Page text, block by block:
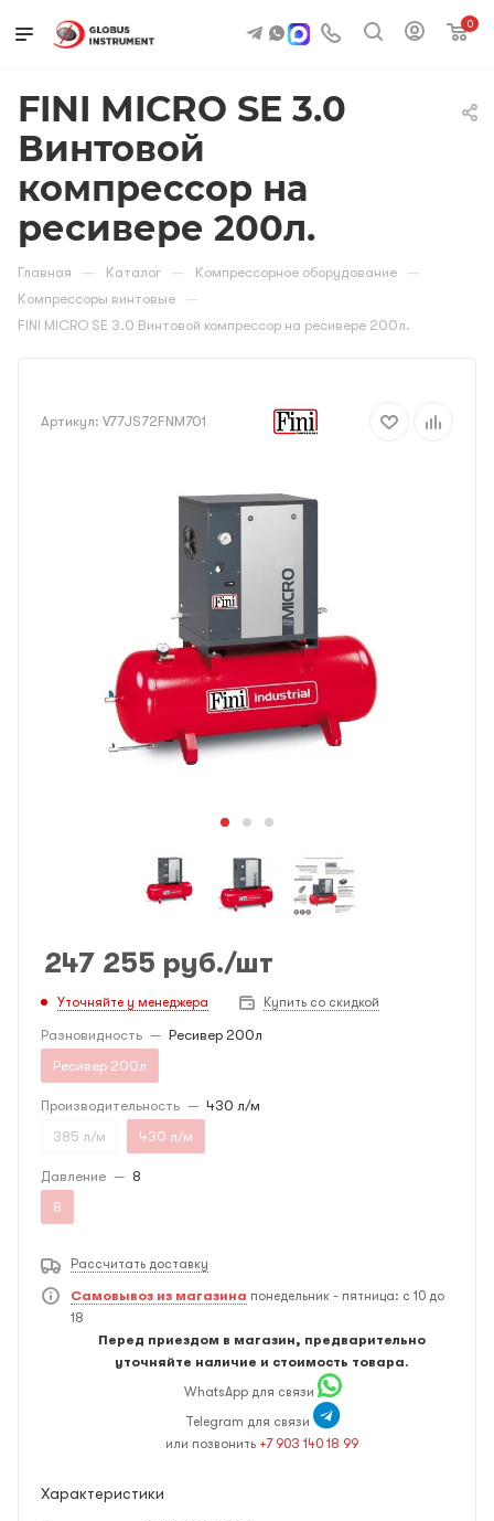
0
FINI MICRO SE 3.0
Винтовой
компрессор на
ресивере 200л.
Главная — Каталог — Компрессорное оборудование —
Компрессоры винтовые —
FINI MICRO SE 3.0 Винтовой компрессор на ресивере 200л.
Артикул: V77JS72FNM701
247 255 руб./шт
Уточняйте у менеджера Купить со скидкой
Разновидность — Ресивер 200л
Ресивер 200л
Производительность — 430 л/м
385 л/м
430 л/м
Давление — 8
8
Рассчитать доставку
Самовывоз из магазина понедельник - пятница: с 10 до
18
Перед приездом в магазин, предварительно
уточняйте наличие и стоимость товара.
WhatsApp для связи
Telegram для связи
или позвонить +7 903 140 18 99
Характеристики